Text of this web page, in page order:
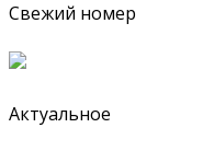
Свежий номер
Актуальное